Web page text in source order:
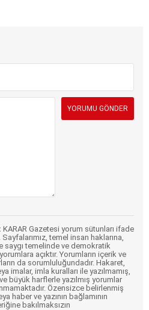
KARAR Gazetesi yorum sütunları ifade
temel insan haklarına,
saygı temelinde ve demokratik
açıktır. Yorumların içerik ve
da sorumluluğundadır. Hakaret,
imalar, imla kuralları ile yazılmamış,
büyük harflerle yazılmış yorumlar
Özensizce belirlenmiş
haber ve yazının bağlamının
bakılmaksızın